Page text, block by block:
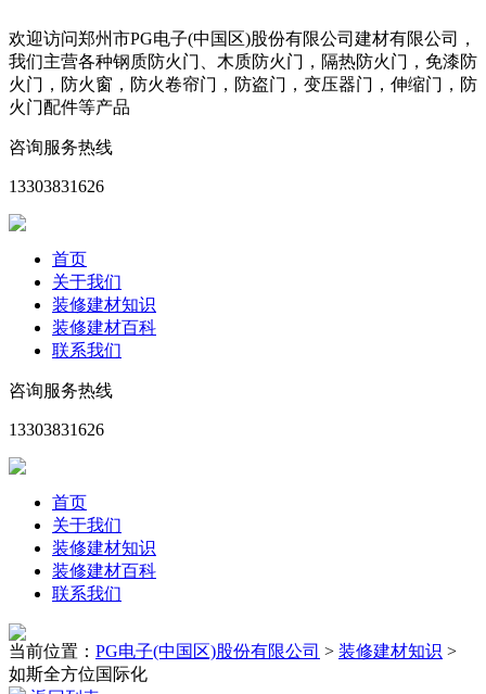
欢迎访问郑州市PG电子(中国区)股份有限公司建材有限公司，
我们主营各种钢质防火门、木质防火门，隔热防火门，免漆防
火门，防火窗，防火卷帘门，防盗门，变压器门，伸缩门，防
火门配件等产品
咨询服务热线
13303831626
首页
关于我们
装修建材知识
装修建材百科
联系我们
咨询服务热线
13303831626
首页
关于我们
装修建材知识
装修建材百科
联系我们
当前位置： PG电子(中国区)股份有限公司 > 装修建材知识 >
如斯全方位国际化